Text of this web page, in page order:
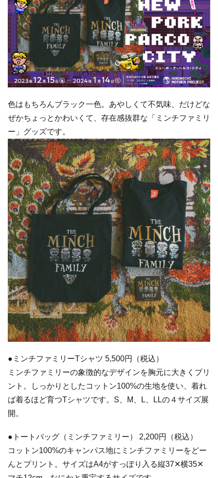
色はもちろんブラック一色。あやしくて不気味、だけどな
ぜかちょっとかわいくて、存在感抜群な「ミンチファミリ
ー」グッズです。
●ミンチファミリーTシャツ 5,500円（税込）
ミンチファミリーの象徴的なデザインを胸元に大きくプリ
ント。しっかりとしたコットン100%の生地を使い、着れ
ば着るほど育つTシャツです。S、M、L、LLの４サイズ展
開。
●トートバッグ（ミンチファミリー） 2,200円（税込）
コットン100%のキャンパス地にミンチファミリーをどー
んとプリント。サイズはA4がすっぽり入る縦37✕横35✕